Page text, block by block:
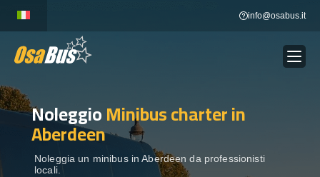
content
info@osabus.it
NOLEGGIO AUTOBUS Show dropdown
DESTINAZIONI
NoleggioMinibus charterin
Aberdeen
Noleggia un minibus in Aberdeen da professionisti
locali.